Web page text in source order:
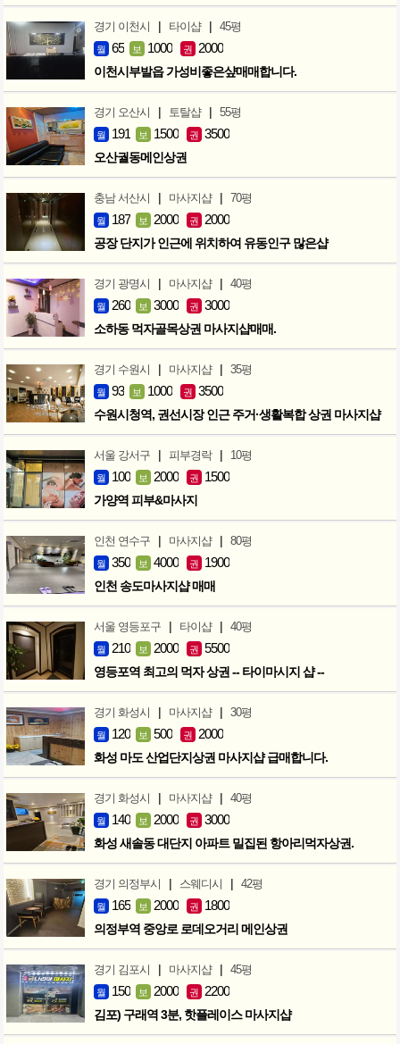
경기 이천시 | 타이샵 | 45평
월 65 보 1000 권 2000
이천시부발읍 가성비좋은샾매매합니다.
경기 오산시 | 토탈샵 | 55평
월 191 보 1500 권 3500
오산궐동메인상권
충남 서산시 | 마사지샵 | 70평
월 187 보 2000 권 2000
공장 단지가 인근에 위치하여 유동인구 많은샵
경기 광명시 | 마사지샵 | 40평
월 260 보 3000 권 3000
소하동 먹자골목상권 마사지샵매매.
경기 수원시 | 마사지샵 | 35평
월 93 보 1000 권 3500
수원시청역, 권선시장 인근 주거·생활복합 상권 마사지샵
서울 강서구 | 피부경락 | 10평
월 100 보 2000 권 1500
가양역 피부&마사지
인천 연수구 | 마사지샵 | 80평
월 350 보 4000 권 1900
인천 송도마사지샵 매매
서울 영등포구 | 타이샵 | 40평
월 210 보 2000 권 5500
영등포역 최고의 먹자 상권 -- 타이마시지 샵 --
경기 화성시 | 마사지샵 | 30평
월 120 보 500 권 2000
화성 마도 산업단지상권 마사지샵 급매합니다.
경기 화성시 | 마사지샵 | 40평
월 140 보 2000 권 3000
화성 새솔동 대단지 아파트 밀집된 항아리먹자상권.
경기 의정부시 | 스웨디시 | 42평
월 165 보 2000 권 1800
의정부역 중앙로 로데오거리 메인상권
경기 김포시 | 마사지샵 | 45평
월 150 보 2000 권 2200
김포) 구래역 3분, 핫플레이스 마사지샵